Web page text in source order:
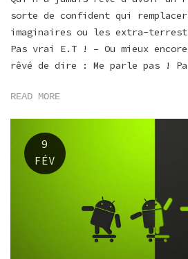
sorte de confident qui
imaginaires ou les extra-
Pas vrai E.T ! – Ou mieux
rêvé de dire : Me parle pas !
READ MORE
9
FÉV